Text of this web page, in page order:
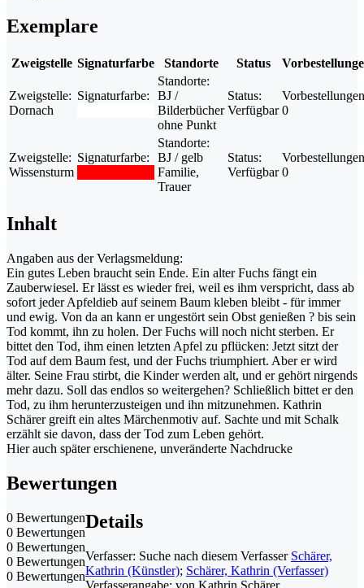
Exemplare
Zweigstelle Signaturfarbe Standorte Status
Zweigstelle:
Dornach
Signaturfarbe:
Standorte:
BJ /
Bilderbücher
ohne Punkt
Status:
Verfügbar 0
Zweigstelle:
Wissensturm
Signaturfarbe:
Standorte:
BJ / gelb
Familie,
Trauer
Status:
Verfügbar 0
Inhalt
Angaben aus der Verlagsmeldung:
Ein gutes Leben braucht sein Ende. Ein alter Fuchs fängt ein
Zauberwiesel. Er lässt es wieder frei, weil es ihm verspricht, dass ab
sofort jeder Apfeldieb auf seinem Baum kleben bleibt - für immer
und ewig. Von da an kann er ungestört sein Obst genießen ? bis sein
Tod kommt, ihn zu holen. Der Fuchs will noch nicht sterben. Er
bittet den Tod, ihm einen letzten Apfel zu pflücken: Jetzt sitzt der
Tod auf dem Baum fest, und der Fuchs triumphiert. Aber er wird
älter. Seine Frau stirbt, die Kinder werden alt, und er gehört nirgends
mehr dazu. Soll das endlos so weitergehen? Schließlich bittet er den
Tod, zu ihm herunterzusteigen und ihn mitzunehmen. Kathrin
Schärer greift ein altes Märchenmotiv auf. Sachte und mit Schalk
erzählt sie davon, dass der Tod zum Leben gehört.
Hier auch später erschienene, unveränderte Nachdrucke
Bewertungen
0 Bewertungen
0 Bewertungen
0 Bewertungen
0 Bewertungen
0 Bewertungen
Details
Verfasser: Suche nach diesem Verfasser Schärer,
Kathrin (Künstler); Schärer, Kathrin (Verfasser)
Verfasserangabe: von Kathrin Schärer